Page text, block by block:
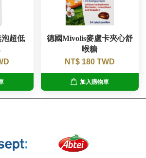
泡超低
德國Mivolis麥盧卡夾心舒
喉糖
NT$ 180 TWD
加入購物車